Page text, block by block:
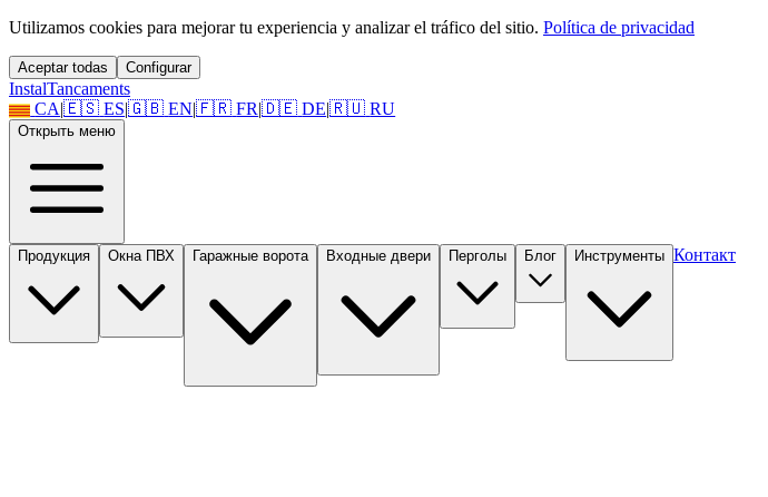
Utilizamos cookies para mejorar tu experiencia y analizar el tráfico del sitio. Política de privacidad
Aceptar todas Configurar
InstalTancaments
CA|🇪🇸 ES|🇬🇧 EN|🇫🇷 FR|🇩🇪 DE|🇷🇺 RU
Открыть меню
Продукция Окна ПВХ Гаражные ворота Входные двери Перголы Блог Инструменты Контакт